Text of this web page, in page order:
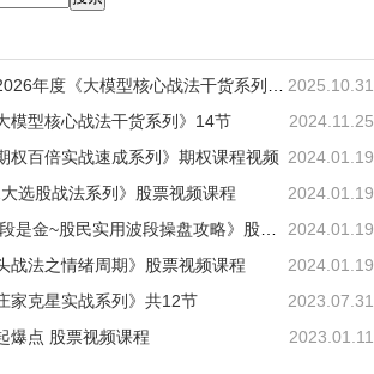
2025.10.31
年度《大模型核心战法干货系列》二期
2024.11.25
模型核心战法干货系列》14节
2024.01.19
权百倍实战速成系列》期权课程视频
2024.01.19
选股战法系列》股票视频课程
2024.01.19
~股民实用波段操盘攻略》股票视频课程
2024.01.19
战法之情绪周期》股票视频课程
2023.07.31
家克星实战系列》共12节
2023.01.11
爆点 股票视频课程